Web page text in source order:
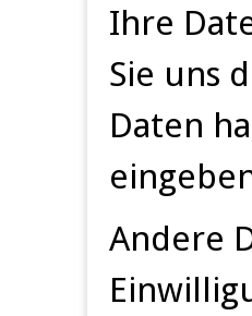
Ihre
Sie uns
Daten
Andere